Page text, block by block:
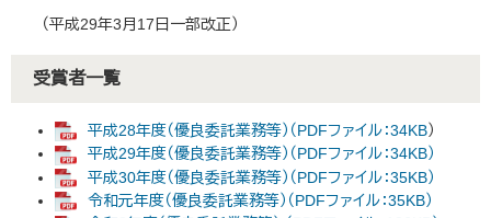
（平成29年3月17日一部改正）
受賞者一覧
平成28年度（優良委託業務等）（PDFファイル：34KB）
平成29年度（優良委託業務等）（PDFファイル：34KB）
平成30年度（優良委託業務等）（PDFファイル：35KB）
令和元年度（優良委託業務等）（PDFファイル：35KB）